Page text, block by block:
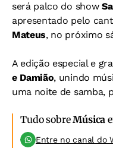
será palco do show
apresentado pelo
Mateus, no próximo
A edição especial e
e Damião, unindo
uma noite de samba,
Tudo sobreMúsica
Entre no canal do